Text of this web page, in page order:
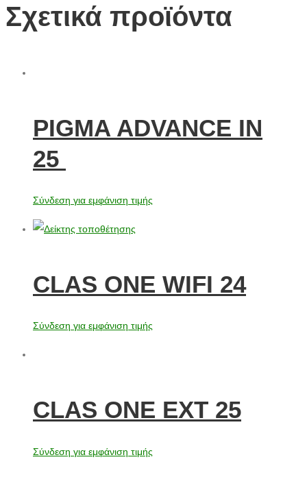
Σχετικά προϊόντα
PIGMA ADVANCE ΙΝ
25
Σύνδεση για εμφάνιση τιμής
CLAS ONE WIFI 24
Σύνδεση για εμφάνιση τιμής
CLAS ONE EXT 25
Σύνδεση για εμφάνιση τιμής